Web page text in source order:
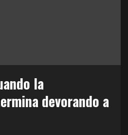
la
devorando a